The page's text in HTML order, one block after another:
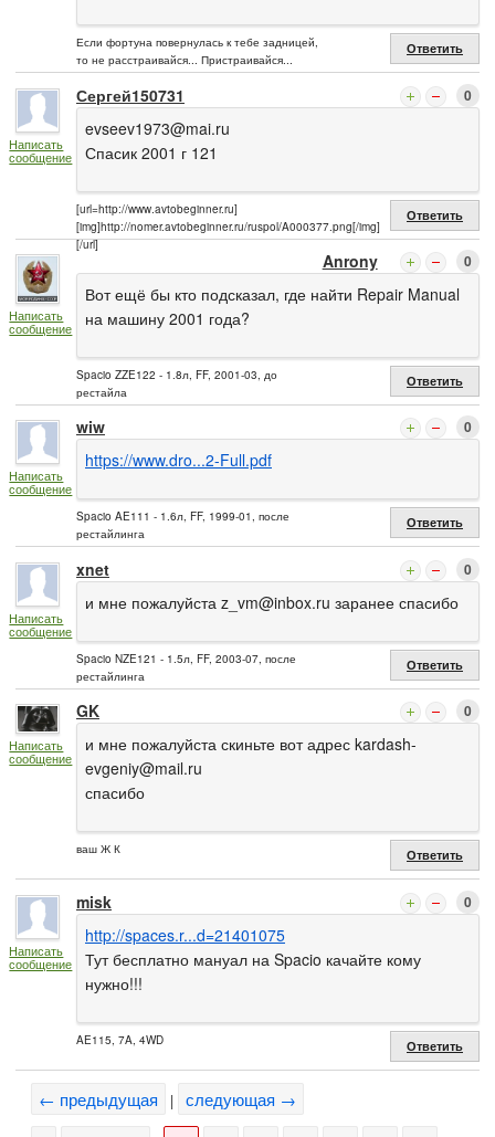
Если фортуна повернулась к тебе задницей,
то не расстраивайся... Пристраивайся...
Ответить
Написать
сообщение
Сергей150731 0
evseev1973@mai.ru
Спасик 2001 г 121
[url=http://www.avtobeginner.ru]
[img]http://nomer.avtobeginner.ru/ruspol/A000377.png[/img]
[/url]
Ответить
Написать
сообщение
Anrony 0
Вот ещё бы кто подсказал, где найти Repair Manual
на машину 2001 года?
Spacio ZZE122 - 1.8л, FF, 2001-03, до
рестайла
Ответить
Написать
сообщение
wiw 0
https://www.dro...2-Full.pdf
Spacio AE111 - 1.6л, FF, 1999-01, после
рестайлинга
Ответить
Написать
сообщение
xnet 0
и мне пожалуйста z_vm@inbox.ru заранее спасибо
Spacio NZE121 - 1.5л, FF, 2003-07, после
рестайлинга
Ответить
Написать
сообщение
GK 0
и мне пожалуйста скиньте вот адрес kardash-
evgeniy@mail.ru
спасибо
ваш Ж К Ответить
Написать
сообщение
misk 0
http://spaces.r...d=21401075
Тут бесплатно мануал на Spacio качайте кому
нужно!!!
AE115, 7A, 4WD Ответить
← предыдущая | следующая →